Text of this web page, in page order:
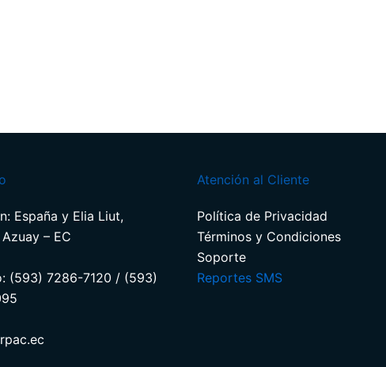
España y Elia Liut,
– EC
(593) 7286-7120 / (593)
Atención al Cliente
Política de Privacidad
Términos y Condiciones​
Soporte​
Reportes SMS